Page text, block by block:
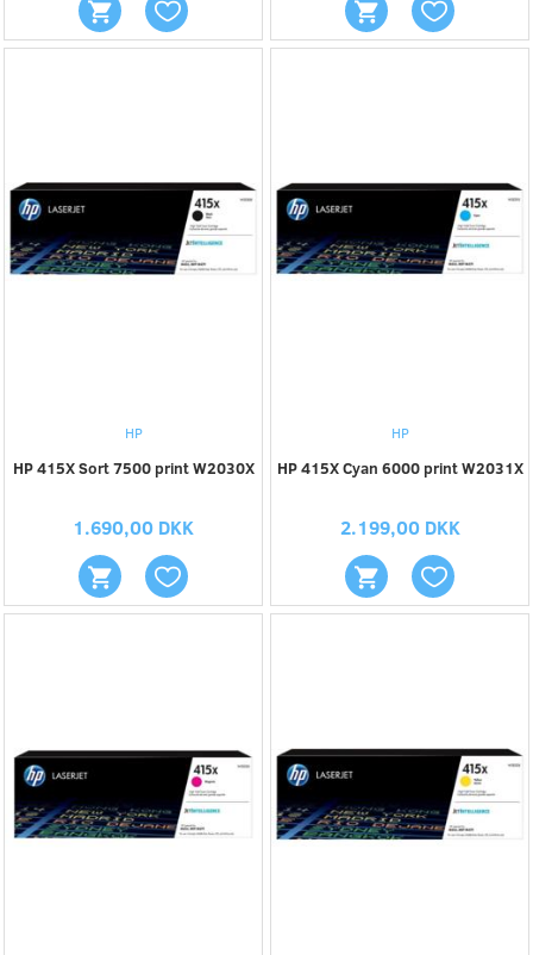
HP
HP 415X Sort 7500 print W2030X
1.690,00 DKK
HP
HP 415X Cyan 6000 print W2031X
2.199,00 DKK